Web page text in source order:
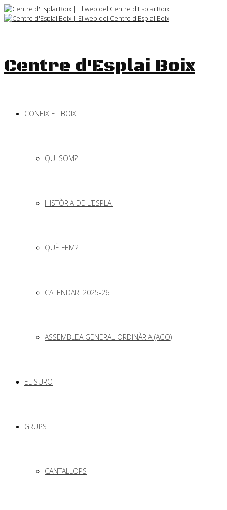
Skip
to
Centre d'Esplai Boix
CONEIX EL BOIX
QUI SOM?
HISTÒRIA DE L’ESPLAI
QUÈ FEM?
CALENDARI 2025-26
ASSEMBLEA GENERAL ORDINÀRIA (AGO)
EL SURO
GRUPS
CANTALLOPS